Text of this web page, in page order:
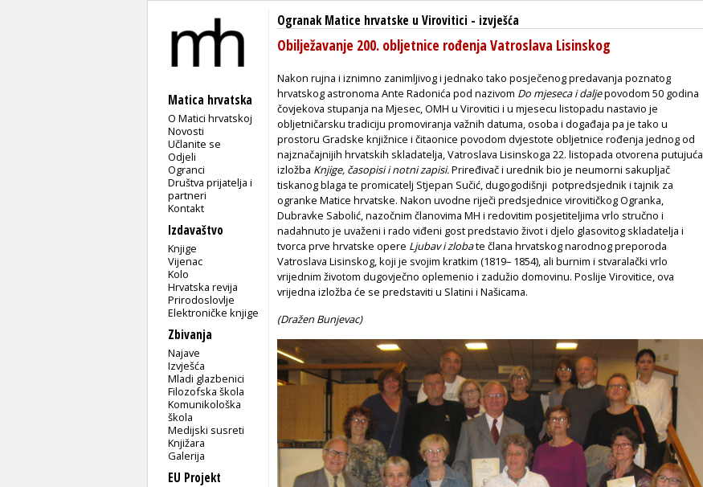
Matica hrvatska
O Matici hrvatskoj
Novosti
Učlanite se
Odjeli
Ogranci
Društva prijatelja i
partneri
Kontakt
Izdavaštvo
Knjige
Vijenac
Kolo
Hrvatska revija
Prirodoslovlje
Elektroničke knjige
Zbivanja
Najave
Izvješća
Mladi glazbenici
Filozofska škola
Komunikološka
škola
Medijski susreti
Knjižara
Galerija
EU Projekt
Ogranak Matice hrvatske u Virovitici - izvješća
Obilježavanje 200. obljetnice rođenja Vatroslava Lisinskog
Nakon rujna i iznimno zanimljivog i jednako tako posječenog predavanja poznatog
hrvatskog astronoma Ante Radonića pod nazivom Do mjeseca i daljepovodom 50 godina
čovjekova stupanja na Mjesec, OMH u Virovitici i u mjesecu listopadu nastavio je
obljetničarsku tradiciju promoviranja važnih datuma, osoba i događaja pa je tako u
prostoru Gradske knjižnice i čitaonice povodom dvjestote obljetnice rođenja jednog od
najznačajnijih hrvatskih skladatelja, Vatroslava Lisinskoga 22. listopada otvorena putujuća
izložba Knjige, časopisi i notni zapisi.Priređivač i urednik bio je neumorni sakupljač
tiskanog blaga te promicatelj Stjepan Sučić, dugogodišnji potpredsjednik i tajnik za
ogranke Matice hrvatske. Nakon uvodne riječi predsjednice virovitičkog Ogranka,
Dubravke Sabolić, nazočnim članovima MH i redovitim posjetiteljima vrlo stručno i
nadahnuto je uvaženi i rado viđeni gost predstavio život i djelo glasovitog skladatelja i
tvorca prve hrvatske opere Ljubav i zlobate člana hrvatskog narodnog preporoda
Vatroslava Lisinskog, koji je svojim kratkim (1819– 1854), ali burnim i stvaralački vrlo
vrijednim životom dugovječno oplemenio i zadužio domovinu. Poslije Virovitice, ova
vrijedna izložba će se predstaviti u Slatini i Našicama.
(Dražen Bunjevac)